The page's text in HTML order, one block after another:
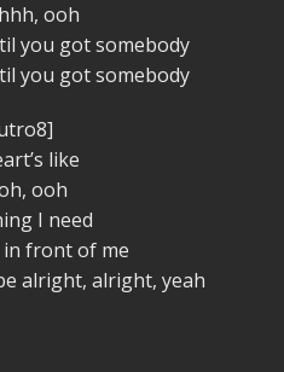
ooh
you got somebody
you got somebody
like
ooh
I need
front of me
alright, alright, yeah